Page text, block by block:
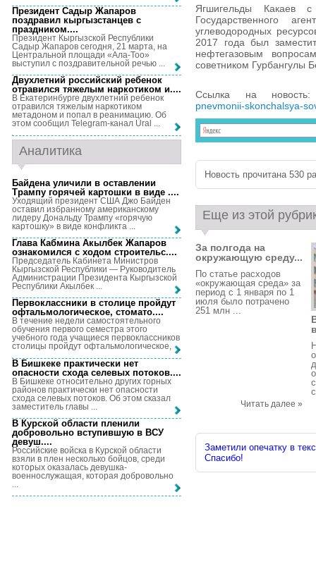
Ягшигельды
Государственного
углеводородных
2017 года был
нефтегазовым
советником Гурбангулы
Ссылка на
pnevmonii-skonchalsya-
Новость прочитана 530
Еще из этой
За полгода на
окружающую среду...
По статье расходов
«окружающая среда» за
период с 1 января по 1
июля было потрачено
251 млн ...
Читать далее »
Заметили опечатку в
Спасибо!
Президент Садыр Жапаров
поздравил кыргызстанцев с
праздником....
Президент Кыргызской Республики
Садыр Жапаров сегодня, 21 марта, на
Центральной площади «Ала-Тоо»
выступил с поздравительной речью ...
Двухлетний российский ребенок
отравился тяжелым наркотиком и....
В Екатеринбурге двухлетний ребенок
отравился тяжелым наркотиком
метадоном и попал в реанимацию. Об
этом сообщил Telegram-канал Ural ...
Аналитика
Байдена уличили в оставлении
Трампу горячей картошки в виде ....
Уходящий президент США Джо Байден
оставил избранному американскому
лидеру Дональду Трампу «горячую
картошку» в виде конфликта ...
Глава Кабмина Акылбек Жапаров
ознакомился с ходом строительс....
Председатель Кабинета Министров
Кыргызской Республики — Руководитель
Администрации Президента Кыргызской
Республики Акылбек ...
Первоклассники в столице пройдут
офтальмологическое, стомато....
В течение недели самостоятельного
обучения первого семестра этого
учебного года учащиеся первоклассников
столицы пройдут офтальмологическое, ...
В Бишкеке практически нет
опасности схода селевых потоков....
В Бишкеке относительно других горных
районов практически нет опасности
схода селевых потоков. Об этом сказал
заместитель главы ...
В Курской области пленили
добровольно вступившую в ВСУ
девуш....
Российские войска в Курской области
взяли в плен несколько бойцов, среди
которых оказалась девушка-
военнослужащая, которая добровольно
...